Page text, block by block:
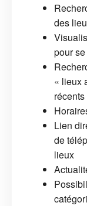
des
pour
« lieux
récents
Lien
de
lieux